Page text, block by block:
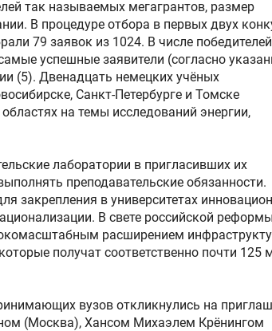
так называемых мегагрантов, размер
В процедуре отбора в первых двух
79 заявок из 1024. В числе победителей
успешные заявители (согласно
(5). Двенадцать немецких учёных
Санкт-Петербурге и Томске
на темы исследований энергии,
лаборатории в пригласивших их
преподавательские обязанности.
закрепления в университетах
В свете российской реформы
расширением
получат соответственно почти 125
вузов откликнулись на
(Москва), Хансом Михаэлем Крёнингом